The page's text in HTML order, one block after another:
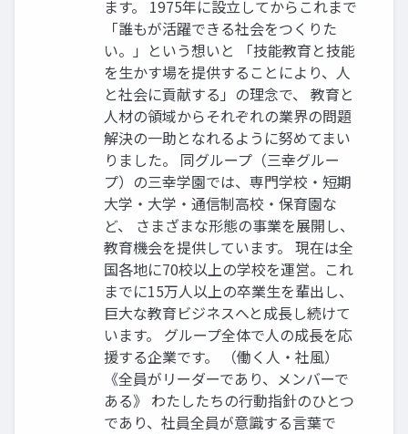
ます。 1975年に設立してからこれまで
「誰もが活躍できる社会をつくりた
い。」という想いと 「技能教育と技能
を⽣かす場を提供することにより、人
と社会に貢献する」の理念で、 教育と
人材の領域からそれぞれの業界の問題
解決の一助となれるように努めてまい
りました。 同グループ（三幸グルー
プ）の三幸学園では、専門学校・短期
大学・大学・通信制高校・保育園な
ど、 さまざまな形態の事業を展開し、
教育機会を提供しています。 現在は全
国各地に70校以上の学校を運営。これ
までに15万人以上の卒業⽣を輩出し、
巨大な教育ビジネスへと成長し続けて
います。 グループ全体で人の成長を応
援する企業です。 （働く人・社風）
《全員がリーダーであり、メンバーで
ある》 わたしたちの行動指針のひとつ
であり、社員全員が意識する言葉で